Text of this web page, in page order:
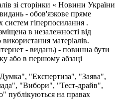
зі сторінки « Новини України
- обов'язкове пряме
систем гіперпосилання .
в незалежності від
матеріалів.
- видань) - повинна бути
або в першому абзаці
"Експертиза", "Заява",
"Вибори", "Тест-драйв",
публікуються на правах